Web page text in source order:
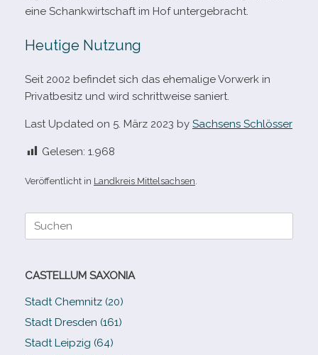
eine Schankwirtschaft im Hof untergebracht.
Heutige Nutzung
Seit 2002 befin­det sich das ehe­ma­lige Vorwerk in
Privatbesitz und wird schritt­weise saniert.
Last Updated on 5. März 2023 by Sachsens Schlösser
Gelesen: 1.968
Veröffentlicht in Landkreis Mittelsachsen
Suche
CASTELLUM SAXONIA
Stadt Chemnitz (20)
Stadt Dresden (161)
Stadt Leipzig (64)